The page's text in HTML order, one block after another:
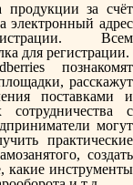
за счёт
электронный адрес
Всем
для регистрации.
познакомят
расскажут
поставками и
с
могут
практические
создать
какие инструменты